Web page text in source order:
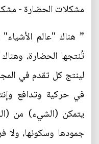
مشكلات الحضارة -
” هناك "عالم
تُنتجها الحضارة،
لينتج كل تقدم في
في حركية وتدافع
يتمكن (الشيء) من
جمودها وسكونها، ولا